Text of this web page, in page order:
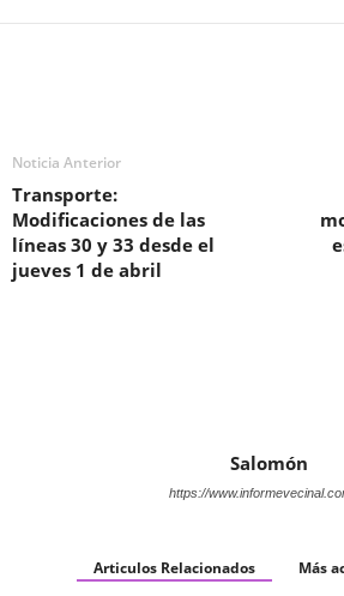
Noticia Anterior
Transporte:
Modificaciones de las
líneas 30 y 33 desde el
jueves 1 de abril
Salomón
https://
Articulos Relacionados Más